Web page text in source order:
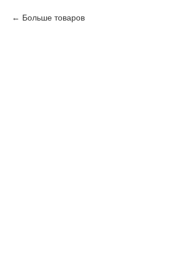
Больше товаров